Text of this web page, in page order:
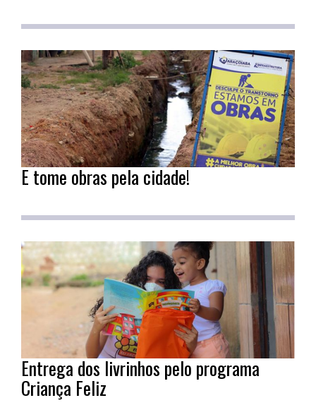
E tome obras pela cidade!
Entrega dos livrinhos pelo programa
Criança Feliz